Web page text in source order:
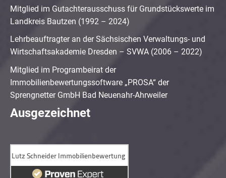
Mitglied im Gutachterausschuss für Grundstückswerte im
Landkreis Bautzen (1992 – 2024)
Lehrbeauftragter an der Sächsischen Verwaltungs- und
Wirtschaftsakademie Dresden – SVWA (2006 – 2022)
Mitglied im Programbeirat der
Immobilienbewertungssoftware „PROSA“ der
Sprengnetter GmbH Bad Neuenahr-Ahrweiler
Ausgezeichnet